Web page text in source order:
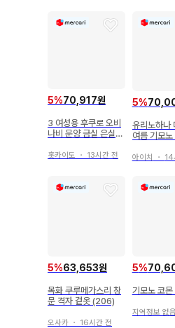
5%70,917원
3 여성용 후쿠로 오비
나비 문양 금실 은실
[ 예복용, 전통 예복 기
홋카이도 ・ 13시간 전
5%
유리노하나
여름 기모
셔블 기모
아이치 ・ 14
5%63,653원
목화 쿠루메가스리 창
문 격자 겉옷 (206)
오사카 ・ 16시간 전
5%
기모노 코몬
지역정보 없음